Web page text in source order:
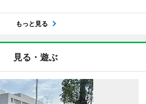
もっと見る
見る・遊ぶ